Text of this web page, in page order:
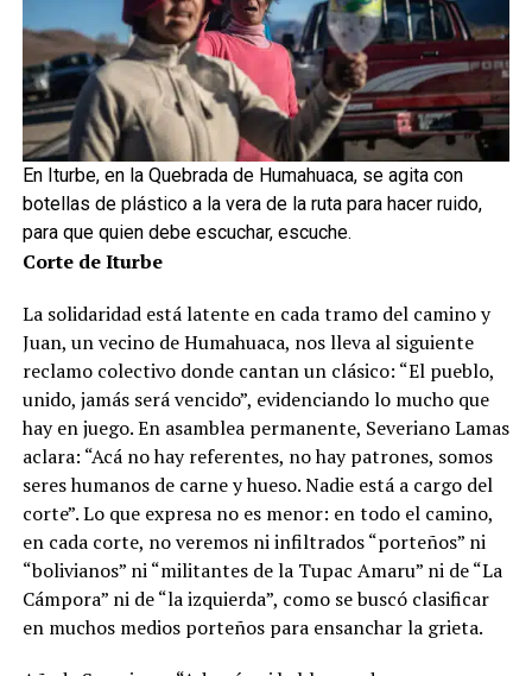
En Iturbe, en la Quebrada de Humahuaca, se agita con
botellas de plástico a la vera de la ruta para hacer ruido,
para que quien debe escuchar, escuche.
Corte de Iturbe
La solidaridad está latente en cada tramo del camino y
Juan, un vecino de Humahuaca, nos lleva al siguiente
reclamo colectivo donde cantan un clásico: “El pueblo,
unido, jamás será vencido”, evidenciando lo mucho que
hay en juego. En asamblea permanente, Severiano Lamas
aclara: “Acá no hay referentes, no hay patrones, somos
seres humanos de carne y hueso. Nadie está a cargo del
corte”. Lo que expresa no es menor: en todo el camino,
en cada corte, no veremos ni infiltrados “porteños” ni
“bolivianos” ni “militantes de la Tupac Amaru” ni de “La
Cámpora” ni de “la izquierda”, como se buscó clasificar
en muchos medios porteños para ensanchar la grieta.